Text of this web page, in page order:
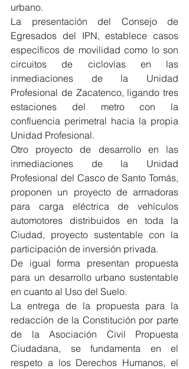
urbano.
La presentación del Consejo de
Egresados del IPN, establece casos
específicos de movilidad como lo son
circuitos de ciclovías en las
inmediaciones de la Unidad
Profesional de Zacatenco, ligando tres
estaciones del metro con la
confluencia perimetral hacia la propia
Unidad Profesional.
Otro proyecto de desarrollo en las
inmediaciones de la Unidad
Profesional del Casco de Santo Tomás,
proponen un proyecto de armadoras
para carga eléctrica de vehículos
automotores distribuidos en toda la
Ciudad, proyecto sustentable con la
participación de inversión privada.
De igual forma presentan propuesta
para un desarrollo urbano sustentable
en cuanto al Uso del Suelo.
La entrega de la propuesta para la
redacción de la Constitución por parte
de la Asociación Civil Propuesta
Ciudadana, se fundamenta en el
respeto a los Derechos Humanos, el